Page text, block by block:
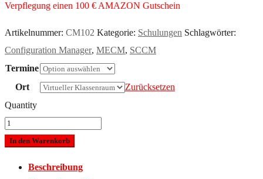
Verpflegung einen 100 € AMAZON Gutschein
Artikelnummer: CM102 Kategorie: Schulungen Schlagwörter:
Configuration Manager, MECM, SCCM
Termine
Ort
Zurücksetzen
Quantity
In den Warenkorb
Beschreibung